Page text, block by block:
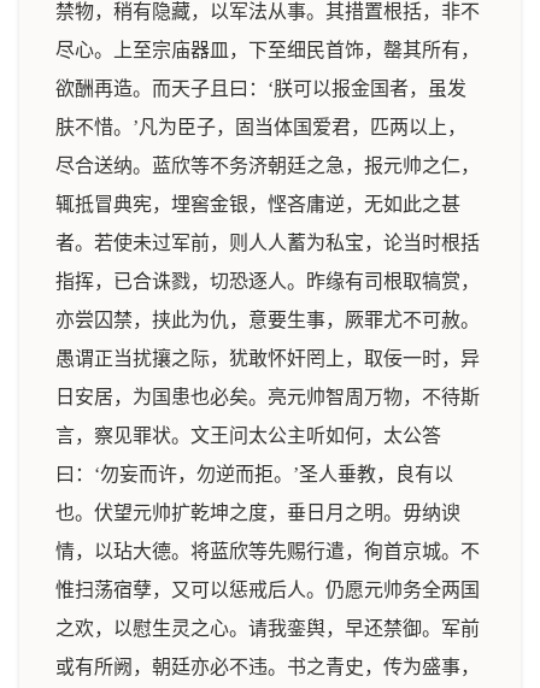
禁物，稍有隐藏，以军法从事。其措置根括，非不
尽心。上至宗庙器皿，下至细民首饰，罄其所有，
欲酬再造。而天子且曰：‘朕可以报金国者，虽发
肤不惜。’凡为臣子，固当体国爱君，匹两以上，
尽合送纳。蓝欣等不务济朝廷之急，报元帅之仁，
辄抵冒典宪，埋窖金银，悭吝庸逆，无如此之甚
者。若使未过军前，则人人蓄为私宝，论当时根括
指挥，已合诛戮，切恐逐人。昨缘有司根取犒赏，
亦尝囚禁，挟此为仇，意要生事，厥罪尤不可赦。
愚谓正当扰攘之际，犹敢怀奸罔上，取佞一时，异
日安居，为国患也必矣。亮元帅智周万物，不待斯
言，察见罪状。文王问太公主听如何，太公答
曰：‘勿妄而许，勿逆而拒。’圣人垂教，良有以
也。伏望元帅扩乾坤之度，垂日月之明。毋纳谀
情，以玷大德。将蓝欣等先赐行遣，徇首京城。不
惟扫荡宿孽，又可以惩戒后人。仍愿元帅务全两国
之欢，以慰生灵之心。请我銮舆，早还禁御。军前
或有所阙，朝廷亦必不违。书之青史，传为盛事，